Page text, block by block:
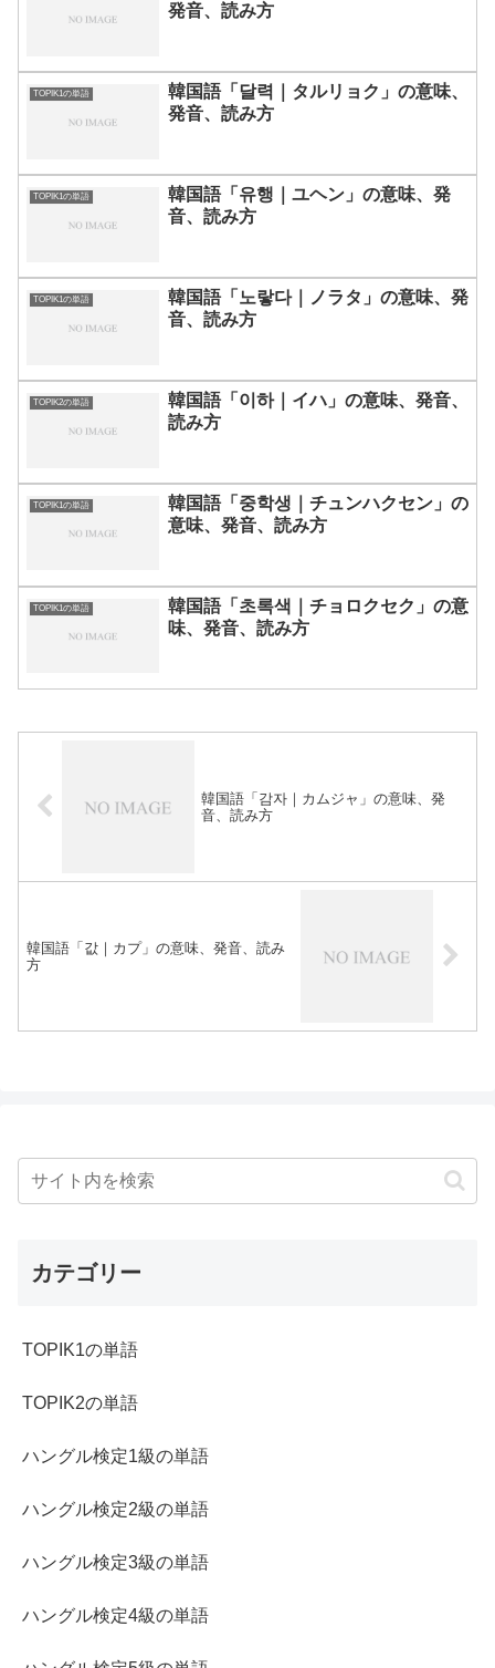
発音、読み方
TOPIK1の単語
韓国語「달력｜タルリョク」の意味、
発音、読み方
TOPIK1の単語
韓国語「유행｜ユヘン」の意味、発
音、読み方
TOPIK1の単語
韓国語「노랗다｜ノラタ」の意味、発
音、読み方
TOPIK2の単語
韓国語「이하｜イハ」の意味、発音、
読み方
TOPIK1の単語
韓国語「중학생｜チュンハクセン」の
意味、発音、読み方
TOPIK1の単語
韓国語「초록색｜チョロクセク」の意
味、発音、読み方
韓国語「감자｜カムジャ」の意味、発
音、読み方
韓国語「값｜カプ」の意味、発音、読み
方
カテゴリー
TOPIK1の単語
TOPIK2の単語
ハングル検定1級の単語
ハングル検定2級の単語
ハングル検定3級の単語
ハングル検定4級の単語